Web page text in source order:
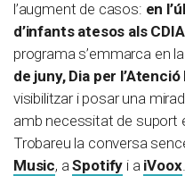
l’augment de casos: en
d’infants atesos als
programa s’emmarca en
de juny, Dia per
visibilitzar i posar una
amb necessitat de suport
Trobareu la conversa
Music, aSpotify i a iVoox.